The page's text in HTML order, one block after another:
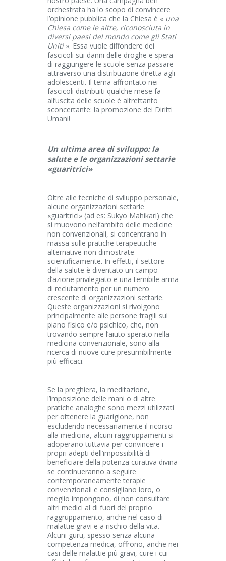
orchestrata ha lo scopo di convincere
l’opinione pubblica che la Chiesa è « una
Chiesa come le altre, riconosciuta in
diversi paesi del mondo come gli Stati
Uniti ». Essa vuole diffondere dei
fascicoli sui danni delle droghe e spera
di raggiungere le scuole senza passare
attraverso una distribuzione diretta agli
adolescenti. Il tema affrontato nei
fascicoli distribuiti qualche mese fa
all’uscita delle scuole è altrettanto
sconcertante: la promozione dei Diritti
Umani!
Un ultima area di sviluppo: la
salute e le organizzazioni settarie
«guaritrici»
Oltre alle tecniche di sviluppo personale,
alcune organizzazioni settarie
«guaritrici» (ad es: Sukyo Mahikari) che
si muovono nell’ambito delle medicine
non convenzionali, si concentrano in
massa sulle pratiche terapeutiche
alternative non dimostrate
scientificamente. In effetti, il settore
della salute è diventato un campo
d’azione privilegiato e una temibile arma
di reclutamento per un numero
crescente di organizzazioni settarie.
Queste organizzazioni si rivolgono
principalmente alle persone fragili sul
piano fisico e/o psichico, che, non
trovando sempre l’aiuto sperato nella
medicina convenzionale, sono alla
ricerca di nuove cure presumibilmente
più efficaci.
Se la preghiera, la meditazione,
l’imposizione delle mani o di altre
pratiche analoghe sono mezzi utilizzati
per ottenere la guarigione, non
escludendo necessariamente il ricorso
alla medicina, alcuni raggruppamenti si
adoperano tuttavia per convincere i
propri adepti dell’impossibilità di
beneficiare della potenza curativa divina
se continueranno a seguire
contemporaneamente terapie
convenzionali e consigliano loro, o
meglio impongono, di non consultare
altri medici al di fuori del proprio
raggruppamento, anche nel caso di
malattie gravi e a rischio della vita.
Alcuni guru, spesso senza alcuna
competenza medica, offrono, anche nei
casi delle malattie più gravi, cure i cui